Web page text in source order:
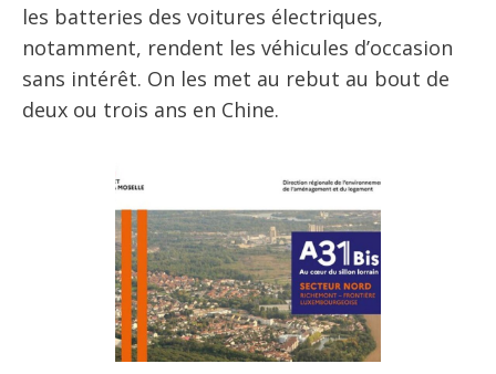
les batteries des voitures électriques,
notamment, rendent les véhicules d’occasion
sans intérêt. On les met au rebut au bout de
deux ou trois ans en Chine.